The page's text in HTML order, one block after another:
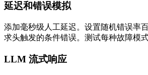
延迟和错误模拟
添加毫秒级人工延迟。设置随机错误率
求头触发的条件错误。测试每种故障模式
LLM 流式响应